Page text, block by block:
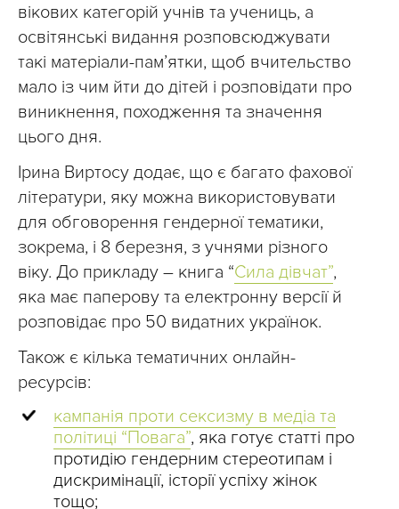
вікових категорій учнів та учениць, а
освітянські видання розповсюджувати
такі матеріали-пам’ятки, щоб вчительство
мало із чим йти до дітей і розповідати про
виникнення, походження та значення
цього дня.
Ірина Виртосу додає, що є багато фахової
літератури, яку можна використовувати
для обговорення гендерної тематики,
зокрема, і 8 березня, з учнями різного
віку. До прикладу – книга “Сила дівчат”,
яка має паперову та електронну версії й
розповідає про 50 видатних українок.
Також є кілька тематичних онлайн-
ресурсів:
кампанія проти сексизму в медіа та
політиці “Повага”, яка готує статті про
протидію гендерним стереотипам і
дискримінації, історії успіху жінок
тощо;